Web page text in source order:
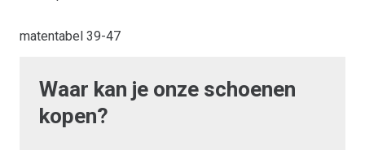
matentabel 39-47
Waar kan je onze schoenen
kopen?